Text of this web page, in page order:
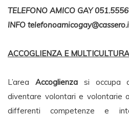
TELEFONO AMICO GAY
INFO
ACCOGLIENZA E
L’area Accoglienzasi occupa
diventare volontari e volontarie
differenti competenze e